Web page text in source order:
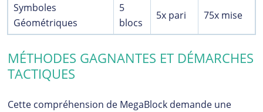
Symboles
Géométriques
5
blocs
5x pari 75x mise
MÉTHODES GAGNANTES ET DÉMARCHES
TACTIQUES
Cette compréhension de MegaBlock demande une